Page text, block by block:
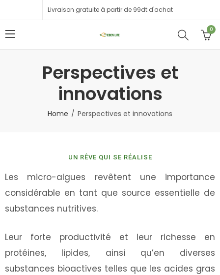
Livraison gratuite à partir de 99dt d'achat
0
Perspectives et
innovations
Home Perspectives et innovations
UN RÊVE QUI SE RÉALISE
Les micro-algues revêtent une importance
considérable en tant que source essentielle de
substances nutritives.
Leur forte productivité et leur richesse en
protéines, lipides, ainsi qu’en diverses
substances bioactives telles que les acides gras